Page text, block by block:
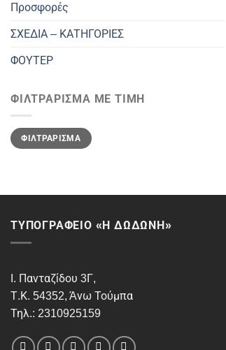
Προσφορές
ΣΧΕΔΙΑ – ΚΑΤΗΓΟΡΙΕΣ
ΦΟΥΤΕΡ
ΦΙΛΤΡΆΡΙΣΜΑ ΜΕ ΤΙΜΉ
Ελάχιστη
τιμή
Μέγιστη
τιμήΦΙΛΤΡΆΡΙΣΜΑ
ΤΥΠΟΓΡΑΦΕΙΟ «Η ΔΩΔΩΝΗ»
Ι. Πανταζίδου 3Γ,
Τ.Κ. 54352, Άνω Τούμπα
Τηλ.: 2310925159